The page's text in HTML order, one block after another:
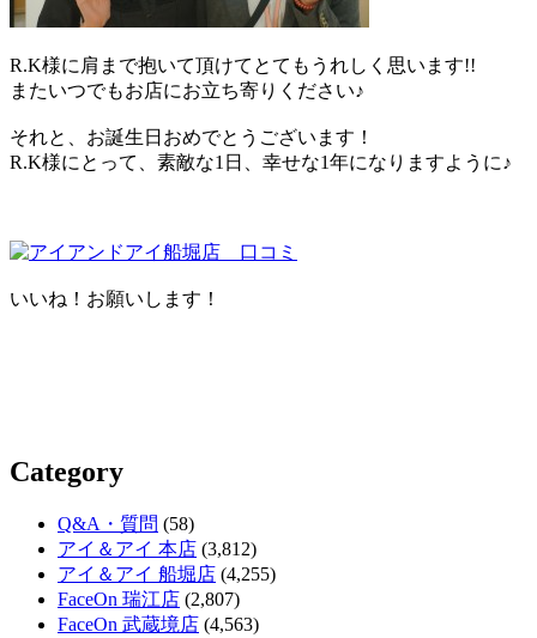
R.K様に肩まで抱いて頂けてとてもうれしく思います!!
またいつでもお店にお立ち寄りください♪
それと、お誕生日おめでとうございます！
R.K様にとって、素敵な1日、幸せな1年になりますように♪
いいね！お願いします！
Category
Q&A・質問 (58)
アイ＆アイ 本店 (3,812)
アイ＆アイ 船堀店 (4,255)
FaceOn 瑞江店 (2,807)
FaceOn 武蔵境店 (4,563)